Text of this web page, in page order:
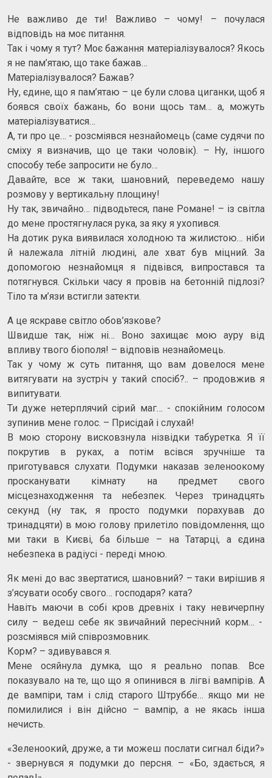
Не важливо де ти! Важливо – чому! – почулася
відповідь на моє питання.
Так і чому я тут? Моє бажання матеріалізувалося? Якось
я не пам’ятаю, що таке бажав…
Матеріалізувалося? Бажав?
Ну, єдине, що я пам’ятаю – це були слова циганки, щоб я
боявся своїх бажань, бо вони щось там… а, можуть
матеріалізуватися…
А, ти про це… - розсміявся незнайомець (саме судячи по
сміху я визначив, що це таки чоловік). – Ну, іншого
способу тебе запросити не було…
Давайте, все ж таки, шановний, переведемо нашу
розмову у вертикальну площину!
Ну так, звичайно… підводьтеся, пане Романе! – із світла
до мене простягнулася рука, за яку я ухопився.
На дотик рука виявилася холодною та жилистою… ніби
й належала літній людині, але хват був міцний. За
допомогою незнайомця я підвівся, випростався та
потягнувся. Скільки часу я провів на бетонній підлозі?
Тіло та м’язи встигли затекти.
А це яскраве світло обов’язкове?
Швидше так, ніж ні… Воно захищає мою ауру від
впливу твого біополя! – відповів незнайомець.
Так у чому ж суть питання, що вам довелося мене
витягувати на зустріч у такий спосіб?.. – продовжив я
випитувати.
Ти дуже нетерплячий сірий маг… - спокійним голосом
зупинив мене голос. – Присідай і слухай!
В мою сторону висковзнула нізвідки табуретка. Я її
покрутив в руках, а потім всівся зручніше та
приготувався слухати. Подумки наказав зеленоокому
просканувати кімнату на предмет свого
місцезнаходження та небезпек. Через тринадцять
секунд (ну так, я просто подумки порахував до
тринадцяти) в мою голову прилетіло повідомлення, що
ми таки в Києві, ба більше – на Татарці, а єдина
небезпека в радіусі - переді мною.
Як мені до вас звертатися, шановний? – таки вирішив я
з’ясувати особу свого… господаря? ката?
Навіть маючи в собі кров древніх і таку невичерпну
силу – ведеш себе як звичайний пересічний корм… -
розсміявся мій співрозмовник.
Корм? – здивувався я.
Мене осяйнула думка, що я реально попав. Все
показувало на те, що що я опинився в лігві вампірів. А
де вампіри, там і слід старого Штруббе… якщо ми не
помилилися і він дійсно – вампір, а не якась інша
нечисть.
«Зеленоокий, друже, а ти можеш послати сигнал біди?»
- звернувся я подумки до персня. – «Бо, здається, я